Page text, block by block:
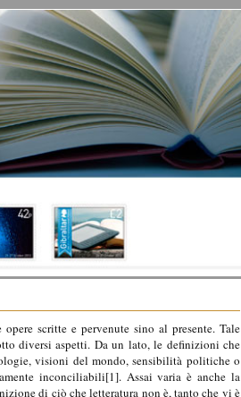
scritte e pervenute sino al presente. Tale
diversi aspetti. Da un lato, le definizioni che
visioni del mondo, sensibilità politiche o
inconciliabili[1]. Assai varia è anche la
di ciò che letteratura non è, tanto che vi è